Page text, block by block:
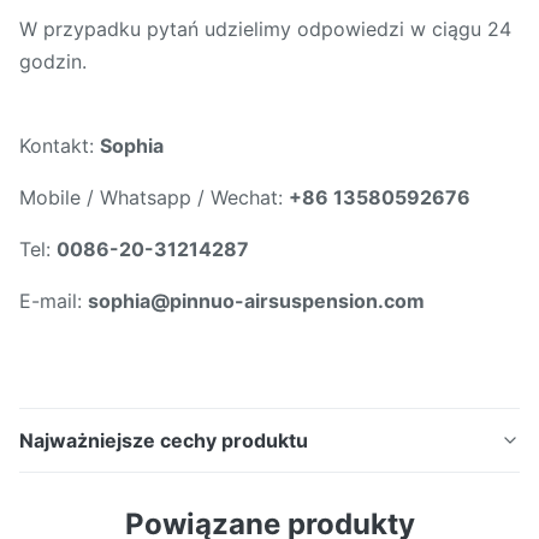
W przypadku pytań udzielimy odpowiedzi w ciągu 24
godzin.
Kontakt: Sophia
Mobile / Whatsapp / Wechat: +86 13580592676
Tel: 0086-20-31214287
E-mail: sophia@pinnuo-airsuspension.com
Najważniejsze cechy produktu
2123200825 Tylne prawe zawieszenie pneumatyczne
Powiązane produkty